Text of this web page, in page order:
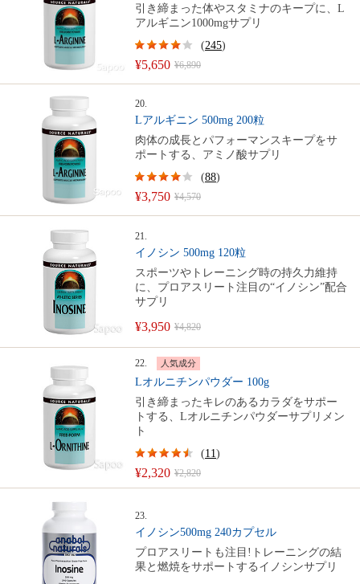
引き締まった体やスタミナのキープに、L
アルギニン1000mgサプリ
¥5,650 ¥6,890
(245)
20.
Lアルギニン 500mg 200粒
肉体の成長とパフォーマンスキープをサ
ポートする、アミノ酸サプリ
¥3,750 ¥4,570
(88)
21.
イノシン 500mg 120粒
スポーツやトレーニング時の持久力維持
に、プロアスリート注目の“イノシン”配合
サプリ
¥3,950 ¥4,820
22. 人気成分
Lオルニチンパウダー 100g
引き締まったキレのあるカラダをサポー
トする、Lオルニチンパウダーサプリメン
ト
¥2,320 ¥2,820
(11 )
23.
イノシン500mg 240カプセル
プロアスリートも注目!トレーニングの結
果と燃焼をサポートするイノシンサプリ